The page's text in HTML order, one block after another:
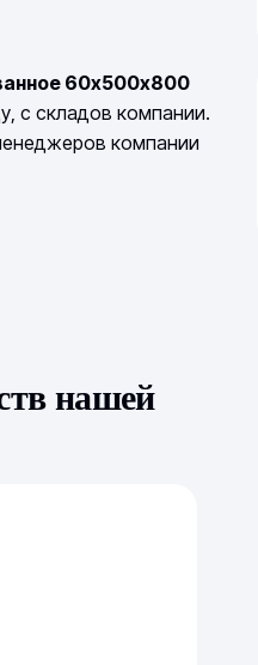
60х500х800
с складов компании.
компании
нашей